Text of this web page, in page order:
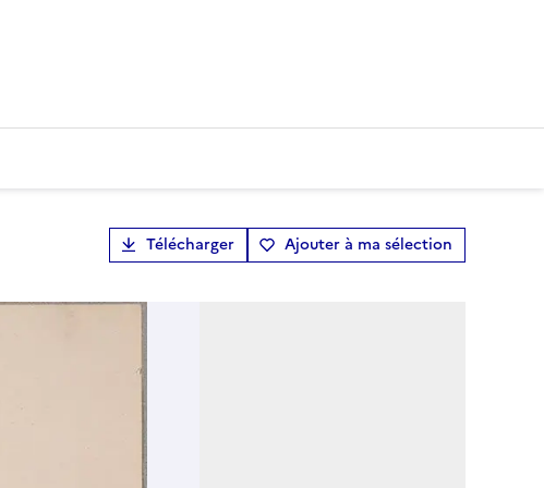
Télécharger Ajouter à ma sélection